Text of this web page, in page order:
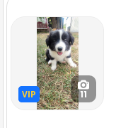
VIP
VIP 11